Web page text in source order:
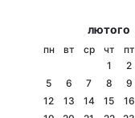
лютого
пн вт ср чт пт
1
2
5
6 7 8 9
12
13 14 15 16